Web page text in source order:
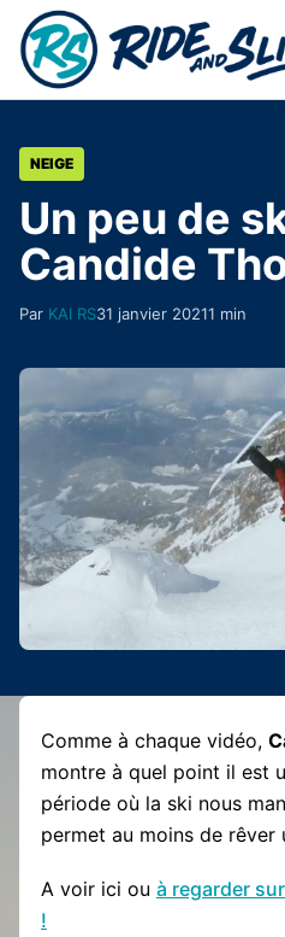
Aller au contenu
NEIGE
Un peu de
Candide
Par KAI RS31 janvier 20211 min
Comme à chaque vidéo,
montre à quel point il est
période où la ski nous
permet au moins de rêver
A voir ici ou à regarder
!